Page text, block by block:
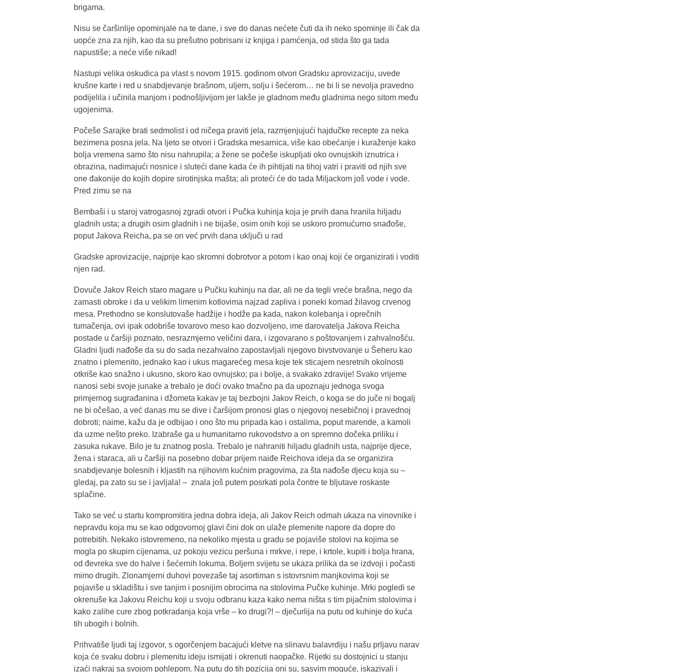
brigama.
Nisu se čaršinlije opominjale na te dane, i sve do danas nećete čuti da ih neko spominje ili čak da
uopće zna za njih, kao da su prešutno pobrisani iz knjiga i pamćenja, od stida što ga tada
napustiše; a neće više nikad!
Nastupi velika oskudica pa vlast s novom 1915. godinom otvori Gradsku aprovizaciju, uvede
krušne karte i red u snabdjevanje brašnom, uljem, solju i šećerom… ne bi li se nevolja pravedno
podijelila i učinila manjom i podnošljivijom jer lakše je gladnom među gladnima nego sitom među
ugojenima.
Počeše Sarajke brati sedmolist i od ničega praviti jela, razmjenjujući hajdučke recepte za neka
bezimena posna jela. Na ljeto se otvori i Gradska mesarnica, više kao obećanje i kuraženje kako
bolja vremena samo što nisu nahrupila; a žene se počeše iskupljati oko ovnujskih iznutrica i
obrazina, nadimajući nosnice i sluteći dane kada će ih pihtijati na tihoj vatri i praviti od njih sve
one đakonije do kojih dopire sirotinjska mašta; ali proteći će do tada Miljackom još vode i vode.
Pred zimu se na
Bembaši i u staroj vatrogasnoj zgradi otvori i Pučka kuhinja koja je prvih dana hranila hiljadu
gladnih usta; a drugih osim gladnih i ne bijaše, osim onih koji se uskoro promućurno snađoše,
poput Jakova Reicha, pa se on već prvih dana uključi u rad
Gradske aprovizacije, najprije kao skromni dobrotvor a potom i kao onaj koji će organizirati i voditi
njen rad.
Dovuče Jakov Reich staro magare u Pučku kuhinju na dar, ali ne da tegli vreće brašna, nego da
zamasti obroke i da u velikim limenim kotlovima najzad zapliva i poneki komad žilavog crvenog
mesa. Prethodno se konslutovaše hadžije i hodže pa kada, nakon kolebanja i oprečnih
tumačenja, ovi ipak odobriše tovarovo meso kao dozvoljeno, ime darovatelja Jakova Reicha
postade u čaršiji poznato, nesrazmjerno veličini dara, i izgovarano s poštovanjem i zahvalnošću.
Gladni ljudi nađoše da su do sada nezahvalno zapostavljali njegovo bivstvovanje u Šeheru kao
znatno i plemenito, jednako kao i ukus magarećeg mesa koje tek sticajem nesretnih okolnosti
otkriše kao snažno i ukusno, skoro kao ovnujsko; pa i bolje, a svakako zdravije! Svako vrijeme
nanosi sebi svoje junake a trebalo je doći ovako tmačno pa da upoznaju jednoga svoga
primjernog sugrađanina i džometa kakav je taj bezbojni Jakov Reich, o koga se do juče ni bogalj
ne bi očešao, a već danas mu se dive i čaršijom pronosi glas o njegovoj nesebičnoj i pravednoj
dobroti; naime, kažu da je odbijao i ono što mu pripada kao i ostalima, poput marende, a kamoli
da uzme nešto preko. Izabraše ga u humanitarno rukovodstvo a on spremno dočeka priliku i
zasuka rukave. Bilo je tu znatnog posla. Trebalo je nahraniti hiljadu gladnih usta, najprije djece,
žena i staraca, ali u čaršiji na posebno dobar prijem naiđe Reichova ideja da se organizira
snabdjevanje bolesnih i kljastih na njihovim kućnim pragovima, za šta nađoše djecu koja su –
gledaj, pa zato su se i javljala! – znala još putem posrkati pola čontre te bljutave roskaste
splačine.
Tako se već u startu kompromitira jedna dobra ideja, ali Jakov Reich odmah ukaza na vinovnike i
nepravdu koja mu se kao odgovornoj glavi čini dok on ulaže plemenite napore da dopre do
potrebitih. Nekako istovremeno, na nekoliko mjesta u gradu se pojaviše stolovi na kojima se
mogla po skupim cijenama, uz pokoju vezicu peršuna i mrkve, i repe, i krtole, kupiti i bolja hrana,
od đevreka sve do halve i šećernih lokuma. Boljem svijetu se ukaza prilika da se izdvoji i počasti
mimo drugih. Zlonamjerni duhovi povezaše taj asortiman s istovrsnim manjkovima koji se
pojaviše u skladištu i sve tanjim i posnijim obrocima na stolovima Pučke kuhinje. Mrki pogledi se
okrenuše ka Jakovu Reichu koji u svoju odbranu kaza kako nema ništa s tim pijačnim stolovima i
kako zalihe cure zbog potkradanja koja vrše – ko drugi?! – dječurlija na putu od kuhinje do kuća
tih ubogih i bolnih.
Prihvatiše ljudi taj izgovor, s ogorčenjem bacajući kletve na slinavu balavrdiju i našu prljavu narav
koja će svaku dobru i plemenitu ideju ismijati i okrenuti naopačke. Rijetki su dostojnici u stanju
izaći nakraj sa svojom pohlepom. Na putu do tih pozicija oni su, sasvim moguće, iskazivali i